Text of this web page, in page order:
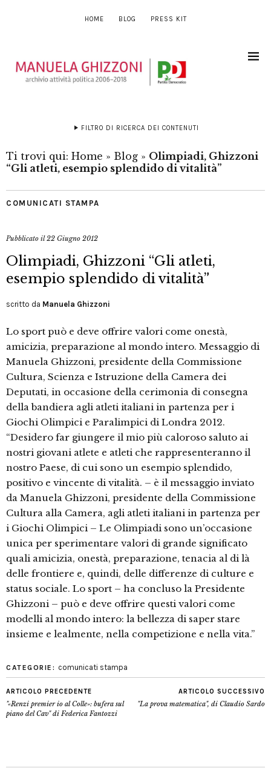
HOME BLOG PRESS KIT
FILTRO DI RICERCA DEI CONTENUTI
Ti trovi qui: Home » Blog » Olimpiadi, Ghizzoni
“Gli atleti, esempio splendido di vitalità”
COMUNICATI STAMPA
Pubblicato il22 Giugno 2012
Olimpiadi, Ghizzoni “Gli atleti,
esempio splendido di vitalità”
scritto da Manuela Ghizzoni
Lo sport può e deve offrire valori come onestà,
amicizia, preparazione al mondo intero. Messaggio di
Manuela Ghizzoni, presidente della Commissione
Cultura, Scienza e Istruzione della Camera dei
Deputati, in occasione della cerimonia di consegna
della bandiera agli atleti italiani in partenza per i
Giochi Olimpici e Paralimpici di Londra 2012.
“Desidero far giungere il mio più caloroso saluto ai
nostri giovani atlete e atleti che rappresenteranno il
nostro Paese, di cui sono un esempio splendido,
positivo e vincente di vitalità. – è il messaggio inviato
da Manuela Ghizzoni, presidente della Commissione
Cultura alla Camera, agli atleti italiani in partenza per
i Giochi Olimpici – Le Olimpiadi sono un’occasione
unica per sperimentare valori di grande significato
quali amicizia, onestà, preparazione, tenacia al di là
delle frontiere e, quindi, delle differenze di culture e
status sociale. Lo sport – ha concluso la Presidente
Ghizzoni – può e deve offrire questi valori come
modelli al mondo intero: la bellezza di saper stare
insieme e lealmente, nella competizione e nella vita.”
CATEGORIE: comunicati stampa
ARTICOLO PRECEDENTE
"«Renzi premier io al Colle»: bufera sul
piano del Cav" di Federica Fantozzi
ARTICOLO SUCCESSIVO
"La prova matematica", di Claudio Sardo